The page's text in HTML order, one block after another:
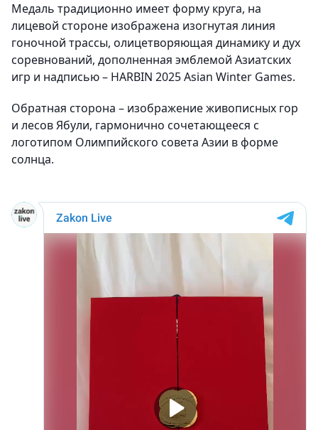
Медаль традиционно имеет форму круга, на
лицевой стороне изображена изогнутая линия
гоночной трассы, олицетворяющая динамику и дух
соревнований, дополненная эмблемой Азиатских
игр и надписью – HARBIN 2025 Asian Winter Games.
Обратная сторона – изображение живописных гор
и лесов Ябули, гармонично сочетающееся с
логотипом Олимпийского совета Азии в форме
солнца.